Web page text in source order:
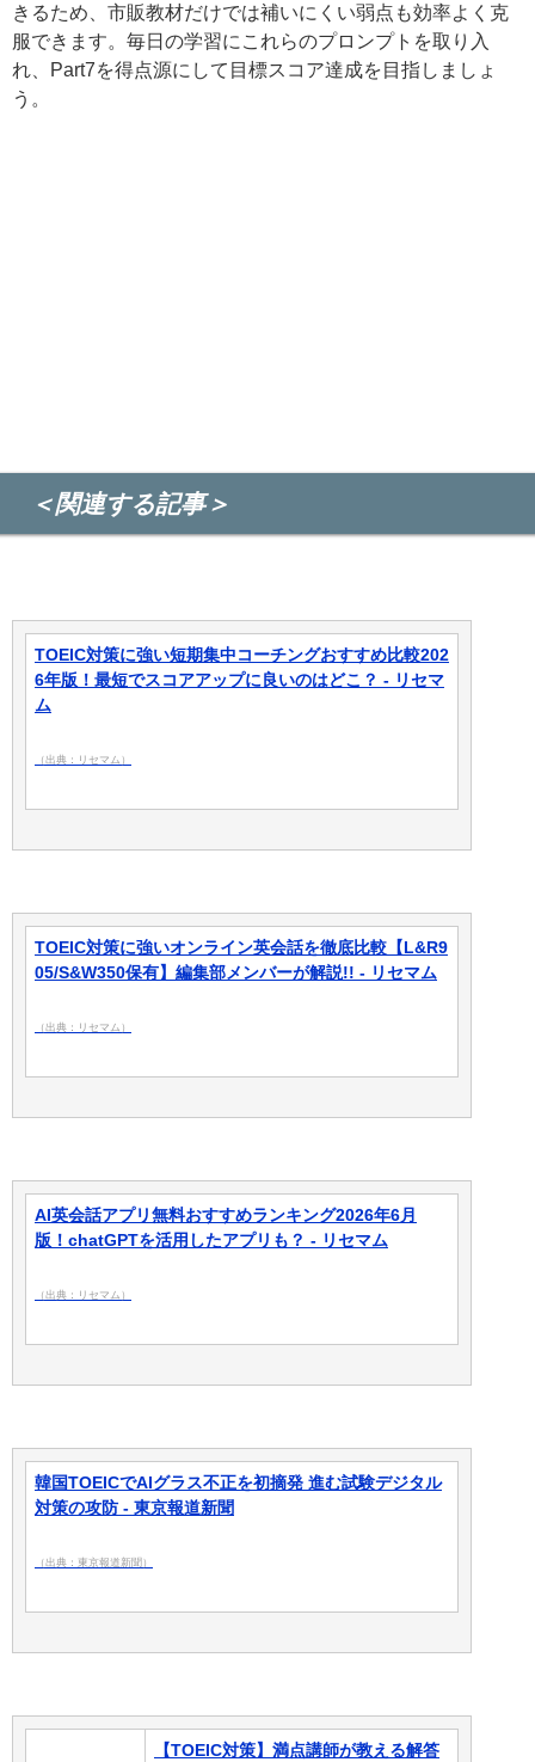
きるため、市販教材だけでは補いにくい弱点も効率よく克
服できます。毎日の学習にこれらのプロンプトを取り入
れ、Part7を得点源にして目標スコア達成を目指しましょ
う。
＜関連する記事＞
TOEIC対策に強い短期集中コーチングおすすめ比較202
6年版！最短でスコアアップに良いのはどこ？ - リセマ
ム
（出典：リセマム）
TOEIC対策に強いオンライン英会話を徹底比較【L&R9
05/S&W350保有】編集部メンバーが解説!! - リセマム
（出典：リセマム）
AI英会話アプリ無料おすすめランキング2026年6月
版！chatGPTを活用したアプリも？ - リセマム
（出典：リセマム）
韓国TOEICでAIグラス不正を初摘発 進む試験デジタル
対策の攻防 - 東京報道新聞
（出典：東京報道新聞）
【TOEIC対策】満点講師が教える解答